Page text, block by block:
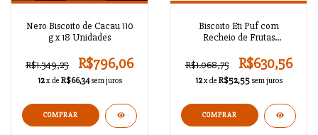
Nero Biscoito de Cacau 110
g x 18 Unidades
R$1.349,25 R$796,06
12x de R$66,34 sem juros
Biscoito Eti Puf com
Recheio de Frutas
Unidades
R$1.068,75 R$630,56
12x de R$52,55 sem juros